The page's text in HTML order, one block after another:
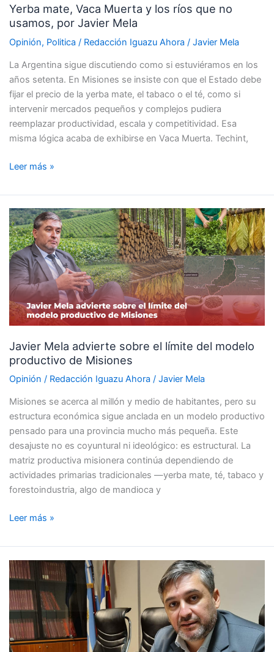
Yerba mate, Vaca Muerta y los ríos que no
usamos, por Javier Mela
Opinión, Politica / Redacción Iguazu Ahora / Javier Mela
La Argentina sigue discutiendo como si estuviéramos en los
años setenta. En Misiones se insiste con que el Estado debe
fijar el precio de la yerba mate, el tabaco o el té, como si
intervenir mercados pequeños y complejos pudiera
reemplazar productividad, escala y competitividad. Esa
misma lógica acaba de exhibirse en Vaca Muerta. Techint,
usamos,
por
Javier
Leer más »
Javier Mela advierte sobre el límite del modelo
productivo de Misiones
Opinión / Redacción Iguazu Ahora / Javier Mela
Misiones se acerca al millón y medio de habitantes, pero su
estructura económica sigue anclada en un modelo productivo
pensado para una provincia mucho más pequeña. Este
desajuste no es coyuntural ni ideológico: es estructural. La
matriz productiva misionera continúa dependiendo de
actividades primarias tradicionales —yerba mate, té, tabaco y
forestoindustria, algo de mandioca y
Javier
Mela
advierte
sobre
el
límite
del
modelo
de
Misiones
Leer más »
Misiones,
su
precaria
conexión
eléctrica
y